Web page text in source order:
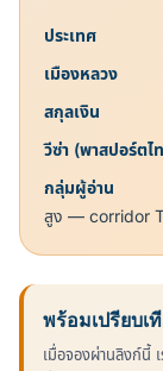
ประเทศ
เมืองหลวง
สกุลเงิน
วีซ่า (พาสปอร์ตไ
กลุ่มผู้อ่าน
สูง — corridor
พร้อมเปรียบเ
เมื่อจองผ่านลิงก์นี้